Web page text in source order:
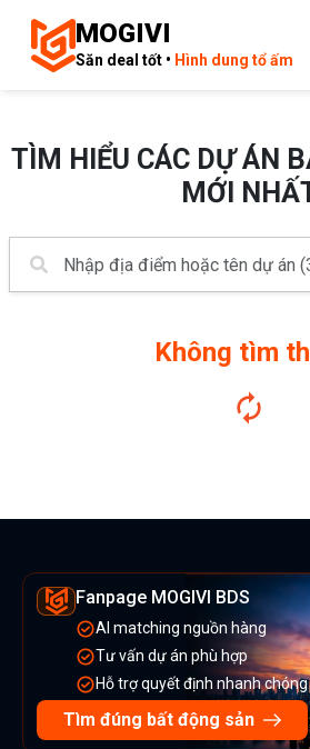
MOGIVI
Săn deal tốt • Hình dung tổ ấm
TÌM HIỂU CÁC DỰ ÁN
MỚI
Không tìm
Fanpage MOGIVI BDS
AI matching nguồn hàng
Tư vấn dự án phù hợp
Hỗ trợ quyết định nhanh chóng
Tìm đúng bất động sản